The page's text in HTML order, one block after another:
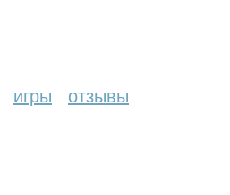
игры отзывы